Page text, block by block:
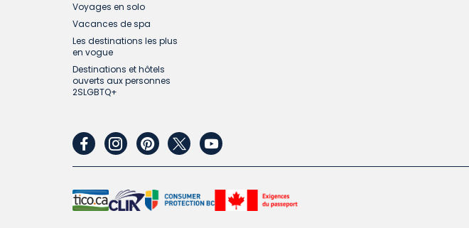
Voyages en solo
Vacances de spa
Les destinations les plus
en vogue
Destinations et hôtels
ouverts aux personnes
2SLGBTQ+
facebookinstagram
pinterest
twitteryoutube